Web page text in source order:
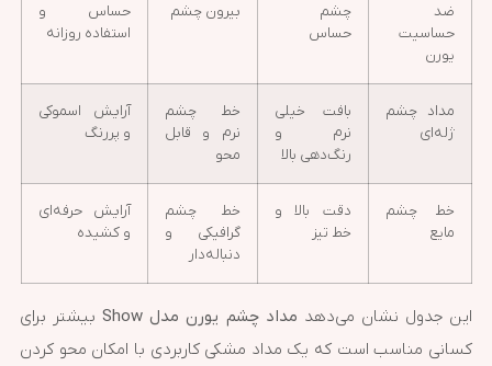
ضد
حساسیت
یورن
چشم
حساس
بیرون چشم
حساس و
استفاده روزانه
مداد چشم
ژله‌ای
بافت خیلی
نرم و
رنگ‌دهی بالا
خط چشم
نرم و قابل
محو
آرایش اسموکی
و پررنگ
خط چشم
مایع
دقت بالا و
خط تیز
خط چشم
گرافیکی و
دنباله‌دار
آرایش حرفه‌ای
و کشیده
این جدول نشان می‌دهد مداد چشم یورن مدل Show
بیشتر برای
کسانی مناسب است که یک مداد مشکی کاربردی با امکان محو کردن